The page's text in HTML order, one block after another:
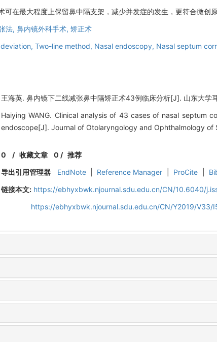
可在最大程度上保留鼻中隔支架，减少并发症的发生，更符合微创原
法, 鼻内镜外科手术, 矫正术
Two-line method, Nasal endoscopy, Nasal septum
王海英. 鼻内镜下二线减张鼻中隔矫正术43例临床分析[J]. 山东大
Haiying WANG. Clinical analysis of 43 cases of nasal septum
endoscope[J]. Journal of Otolaryngology and Ophthalmology
0 /收藏文章 0 / 推荐
导出引用管理器
EndNote Reference Manager ProCite
链接本文: https://ebhyxbwk.njournal.sdu.edu.cn/CN/10.6040/
https://ebhyxbwk.njournal.sdu.edu.cn/CN/Y2019/V33/